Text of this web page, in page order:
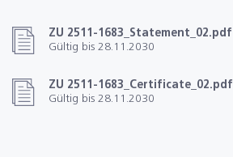
ZU 2511-1683_Statement_02.pdf
Gültig bis 28.11.2030
ZU 2511-1683_Certificate_02.pdf
Gültig bis 28.11.2030